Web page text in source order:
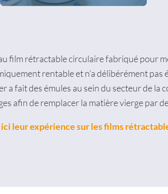
film rétractable circulaire fabriqué pour
rentable et n’a délibérément
a fait des émules au sein du secteur de
afin de remplacer la matière vierge par
leur expérience sur les films